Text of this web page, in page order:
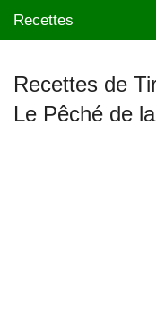
Recettes
Mes blogs préférés
Recettes de
Le Pêché de